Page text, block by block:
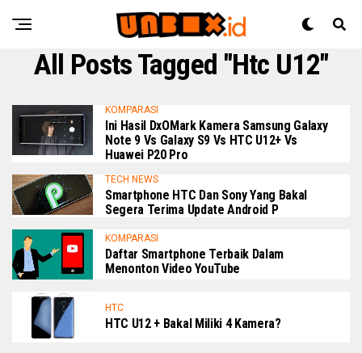
All Posts Tagged "htc U12"
KOMPARASI
Ini Hasil DxOMark Kamera Samsung Galaxy
Note 9 Vs Galaxy S9 Vs HTC U12+ Vs
Huawei P20 Pro
TECH NEWS
Smartphone HTC Dan Sony Yang Bakal
Segera Terima Update Android P
KOMPARASI
Daftar Smartphone Terbaik Dalam
Menonton Video YouTube
HTC
HTC U12 + Bakal Miliki 4 Kamera?